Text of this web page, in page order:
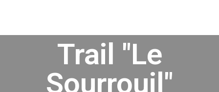
Trail "Le
Sourrouil"